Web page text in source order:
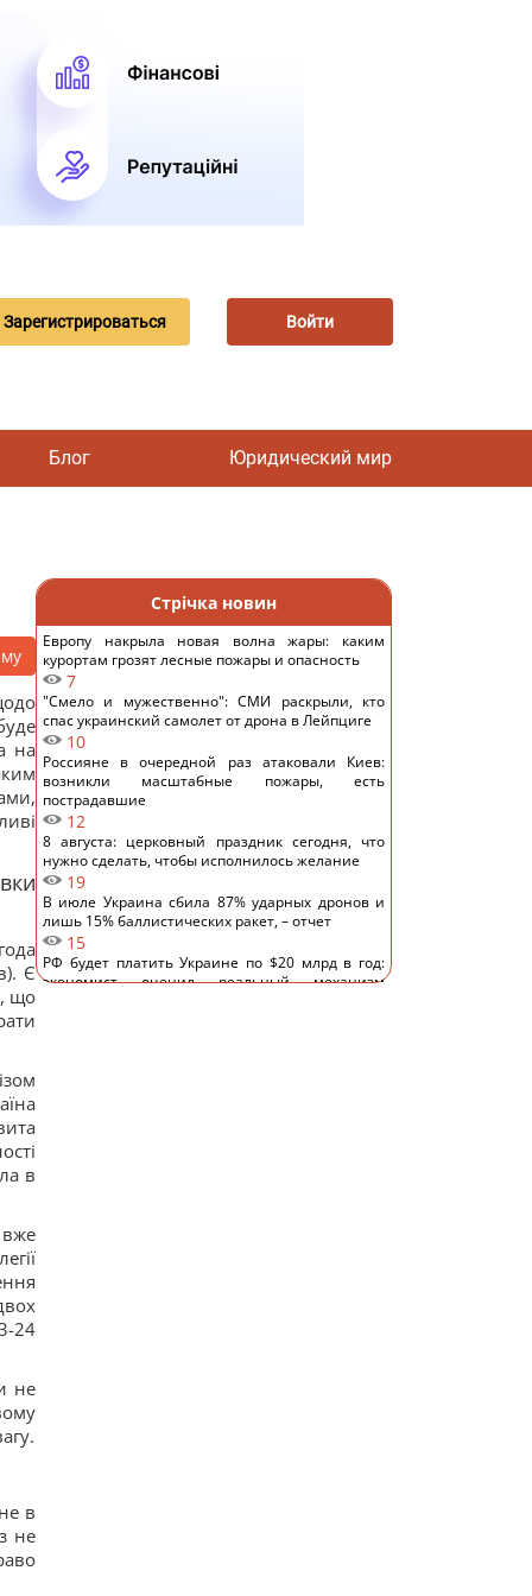
Зарегистрироваться Войти
Блог Юридический мир
на
Є
що
в
24
не
в
не
Стрічка новин
Европу накрыла новая волна жары: каким
курортам грозят лесные пожары и опасность
7
"Смело и мужественно": СМИ раскрыли, кто
спас украинский самолет от дрона в Лейпциге
10
Россияне в очередной раз атаковали Киев:
возникли масштабные пожары, есть
пострадавшие
12
8 августа: церковный праздник сегодня, что
нужно сделать, чтобы исполнилось желание
19
В июле Украина сбила 87% ударных дронов и
лишь 15% баллистических ракет, – отчет
15
РФ будет платить Украине по $20 млрд в год:
экономист оценил реальный механизм